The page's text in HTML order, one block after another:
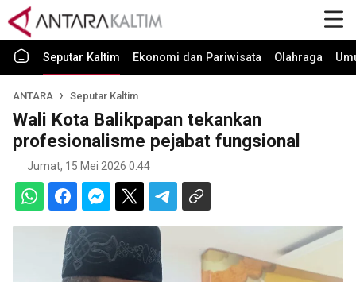
Seputar Kaltim Ekonomi dan Pariwisata Olahraga
ANTARA Seputar Kaltim
Wali Kota Balikpapan tekankan
profesionalisme pejabat fungsional
Jumat, 15 Mei 2026 0:44